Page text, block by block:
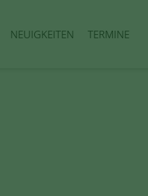
NEUIGKEITEN TERMINE